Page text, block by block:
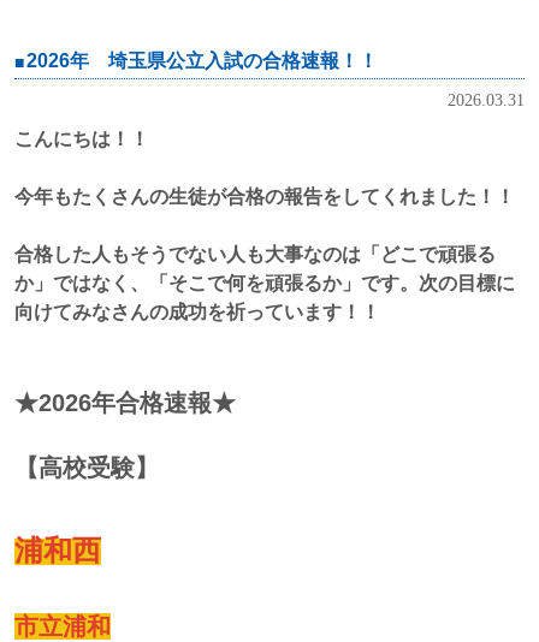
2026年 埼玉県公立入試の合格速報！！
2026.03.31
こんにちは！！
今年もたくさんの生徒が合格の報告をしてくれました！！
合格した人もそうでない人も大事なのは「どこで頑張る
か」ではなく、「そこで何を頑張るか」です。次の目標に
向けてみなさんの成功を祈っています！！
★2026年合格速報★
【高校受験】
浦和西
市立浦和